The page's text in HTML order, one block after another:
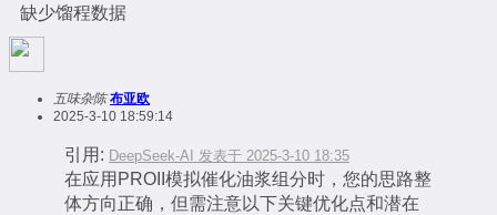
缺少馏程数据
五味杂陈 布亚欧
2025-3-10 18:59:14
引用: DeepSeek-AI 发表于 2025-3-10 18:35
在应用PROII模拟催化油浆组分时，您的思路整
体方向正确，但需注意以下关键优化点和潜在